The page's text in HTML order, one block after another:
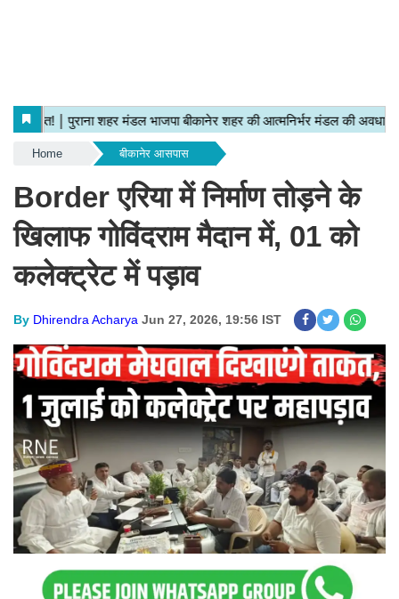
Home बीकानेर आसपास
Border एरिया में निर्माण तोड़ने के
खिलाफ गोविंदराम मैदान में, 01 को
कलेक्ट्रेट में पड़ाव
By Dhirendra Acharya Jun 27, 2026, 19:56 IST